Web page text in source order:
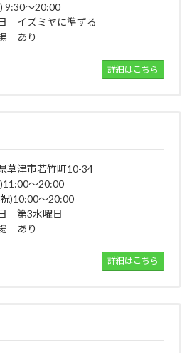
9:30～20:00
イズミヤに準ずる
あり
詳細はこちら
草津市若竹町10-34
～20:00
)10:00～20:00
第3水曜日
あり
詳細はこちら